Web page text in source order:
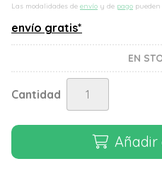
Las modalidades de envío y de pago
envío gratis*
EN
Cantidad
Añadir